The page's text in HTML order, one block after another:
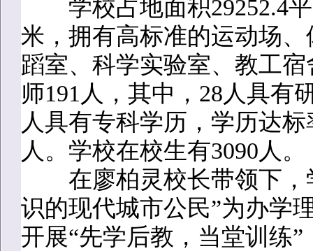
学校占地面积29252.4平
米，拥有高标准的运动场
蹈室、科学实验室、教工
师191人，其中，28人具有
人具有专科学历，学历达
人。学校在校生有3090
在廖柏灵校长带领下，
识的现代城市公民”为办学
开展“先学后教，当堂训练